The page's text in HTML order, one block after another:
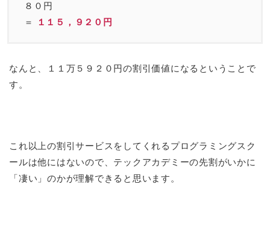
８０円
＝
１１５，９２０円
なんと、１１万５９２０円の割引価値になるということで
す。
これ以上の割引サービスをしてくれるプログラミングスク
ールは他にはないので、テックアカデミーの先割がいかに
「凄い」のかが理解できると思います。